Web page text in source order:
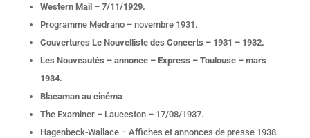
Western Mail – 7/11/1929.
Programme Medrano – novembre 1931.
Couvertures Le Nouvelliste des Concerts – 1931 – 1932.
Les Nouveautés – annonce – Express – Toulouse – mars
1934.
Blacaman au cinéma
The Examiner – Lauceston – 17/08/1937.
Hagenbeck-Wallace – Affiches et annonces de presse 1938.